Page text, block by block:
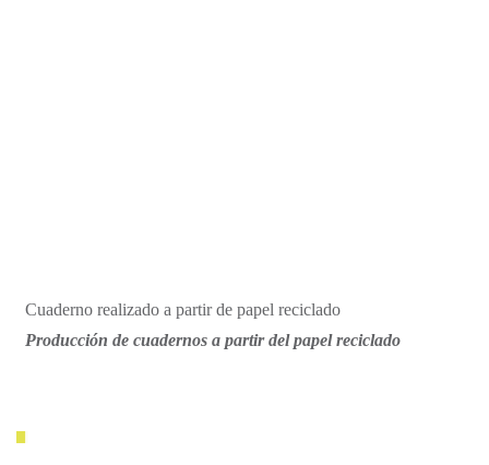
Cuaderno realizado a partir de papel reciclado
Producción de cuadernos a partir del papel reciclado